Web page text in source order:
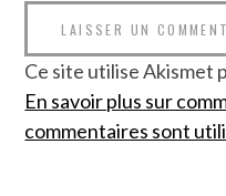
Ce site utilise Akismet
En savoir plus sur
commentaires sont